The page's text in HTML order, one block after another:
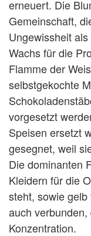
erneuert. Die
Gemeinschaft,
Ungewissheit
Wachs für die
Flamme der
selbstgekochte
vorgesetzt
Speisen ersetzt
gesegnet, weil
Die dominanten
Kleidern für die
steht, sowie
auch
Konzentration.